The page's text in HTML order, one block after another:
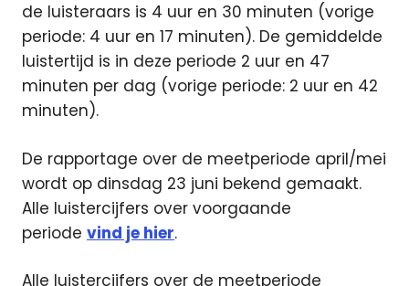
de luisteraars is 4 uur en 30 minuten (vorige
periode: 4 uur en 17 minuten). De gemiddelde
luistertijd is in deze periode 2 uur en 47
minuten per dag (vorige periode: 2 uur en 42
minuten).
De rapportage over de meetperiode april/mei
wordt op dinsdag 23 juni bekend gemaakt.
Alle luistercijfers over voorgaande
periode vind je hier.
Alle luistercijfers over de meetperiode